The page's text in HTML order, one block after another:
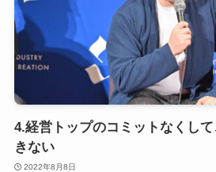
4.経営トップのコミットなくし
きない
2022年8月8日